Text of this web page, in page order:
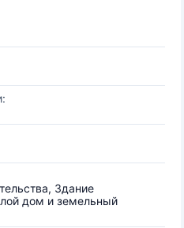
Здание
дом и земельный